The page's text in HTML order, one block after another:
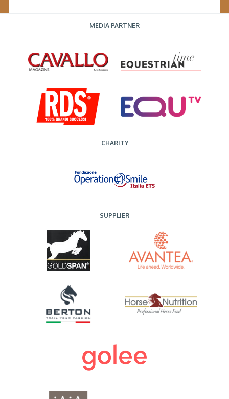
MEDIA PARTNER
CHARITY
SUPPLIER